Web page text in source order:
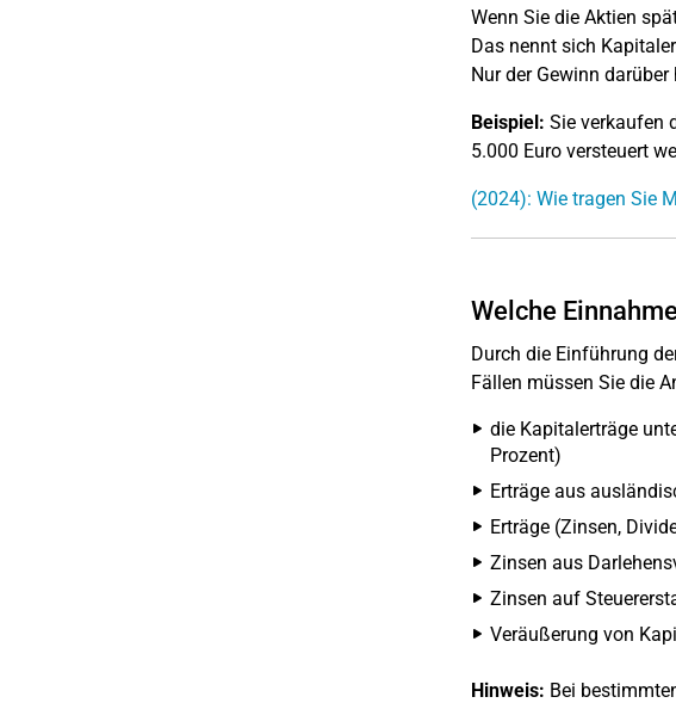
Wenn Sie die Aktien
Das nennt sich
Nur der Gewinn
Beispiel: Sie verkaufen
5.000 Euro versteuert
(2024): Wie tragen Sie
Welche
Durch die Einführung
Fällen müssen Sie die
die Kapitalerträge
Prozent)
Erträge aus
Erträge (Zinsen,
Zinsen aus
Zinsen auf
Veräußerung von
Hinweis: Bei